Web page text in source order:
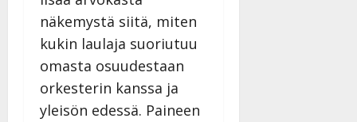
näkemystä siitä, miten
kukin laulaja suoriutuu
omasta osuudestaan
orkesterin kanssa ja
yleisön edessä. Paineen